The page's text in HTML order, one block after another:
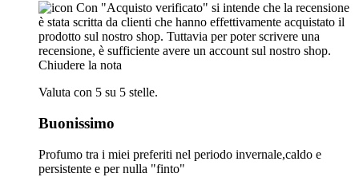
Con "Acquisto verificato" si intende che la recensione
è stata scritta da clienti che hanno effettivamente acquistato il
prodotto sul nostro shop. Tuttavia per poter scrivere una
recensione, è sufficiente avere un account sul nostro shop.
Chiudere la nota
Valuta con 5 su 5 stelle.
Buonissimo
Profumo tra i miei preferiti nel periodo invernale,caldo e
persistente e per nulla "finto"